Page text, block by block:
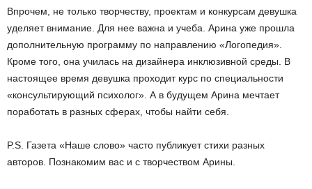
Впрочем, не только творчеству, проектам и конкурсам девушка
уделяет внимание. Для нее важна и учеба. Арина уже прошла
дополнительную программу по направлению «Логопедия».
Кроме того, она училась на дизайнера инклюзивной среды. В
настоящее время девушка проходит курс по специальности
«консультирующий психолог». А в будущем Арина мечтает
поработать в разных сферах, чтобы найти себя.
P.S. Газета «Наше слово» часто публикует стихи разных
авторов. Познакомим вас и с творчеством Арины.